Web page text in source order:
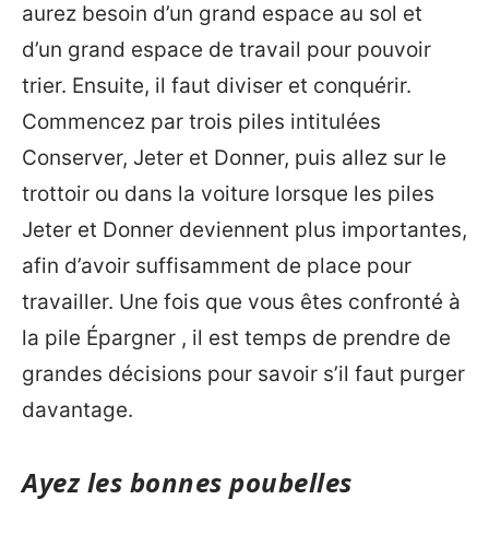
aurez besoin d’un grand espace au sol et
d’un grand espace de travail pour pouvoir
trier. Ensuite, il faut diviser et conquérir.
Commencez par trois piles intitulées
Conserver, Jeter et Donner, puis allez sur le
trottoir ou dans la voiture lorsque les piles
Jeter et Donner deviennent plus importantes,
afin d’avoir suffisamment de place pour
travailler. Une fois que vous êtes confronté à
la pile Épargner , il est temps de prendre de
grandes décisions pour savoir s’il faut purger
davantage.
Ayez les bonnes poubelles